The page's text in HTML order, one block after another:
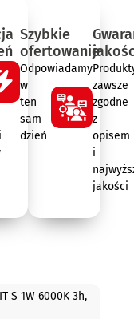
Szybkie
ofertowanie
Odpowiadamy
w
ten
sam
dzień
zawsze
zgodne
z
opisem
i
jakości
S 1W 6000K 3h,